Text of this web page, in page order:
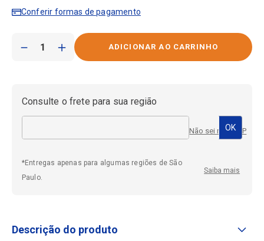
Conferir formas de pagamento
＋
－
Consulte o frete para sua região
Não sei meu CEP
*Entregas apenas para algumas regiões de São
Paulo.
Saiba mais
Descrição do produto